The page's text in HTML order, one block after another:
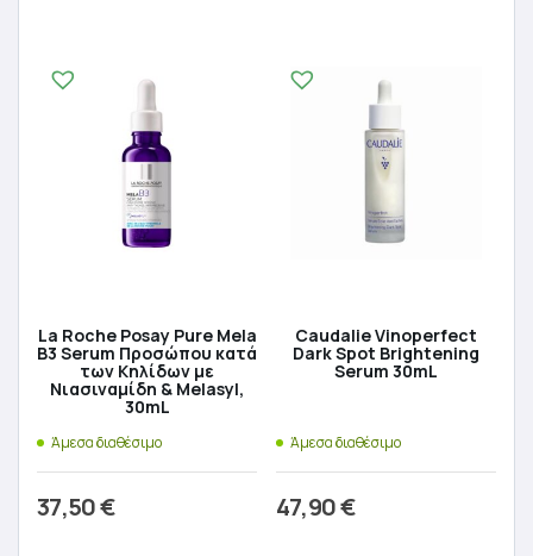
La Roche Posay Pure Mela
B3 Serum Προσώπου κατά
των Kηλίδων με
Νιασιναμίδη & Melasyl,
30mL
Άμεσα διαθέσιμο
37,50€
Caudalie Vinoperfect
Dark Spot Brightening
Serum 30mL
Άμεσα διαθέσιμο
47,90€